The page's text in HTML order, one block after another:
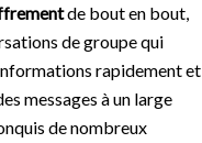
de bout en bout,
de groupe qui
rapidement et
messages à un large
de nombreux